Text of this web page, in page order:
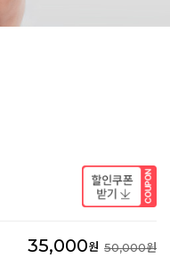
35,000원 50,000원